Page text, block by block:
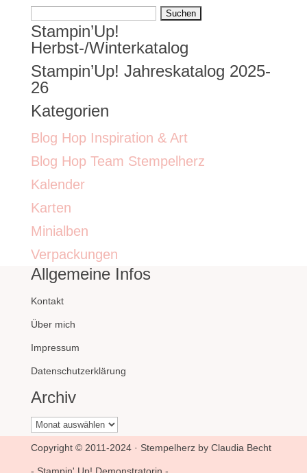
Suchen
nach:
Stampin’Up!
Herbst-/Winterkatalog
Stampin’Up! Jahreskatalog 2025-
26
Kategorien
Blog Hop Inspiration & Art
Blog Hop Team Stempelherz
Kalender
Karten
Minialben
Verpackungen
Allgemeine Infos
Kontakt
Über mich
Impressum
Datenschutzerklärung
Archiv
Archiv
Copyright © 2011-2024 · Stempelherz by Claudia Becht